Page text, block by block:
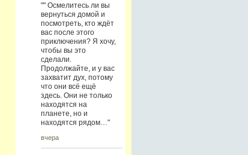
"" Осмелитесь ли вы
вернуться домой и
посмотреть, кто ждёт
вас после этого
приключения? Я хочу,
чтобы вы это
сделали.
Продолжайте, и у вас
захватит дух, потому
что они всё ещё
здесь. Они не только
находятся на
планете, но и
находятся рядом…"
вчера